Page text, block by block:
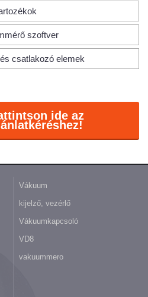
szoftver
csatlakozó elemek
ide az
Vákuum
kijelző, vezérlő
Vákuumkapcsoló
VD8
vakuummero